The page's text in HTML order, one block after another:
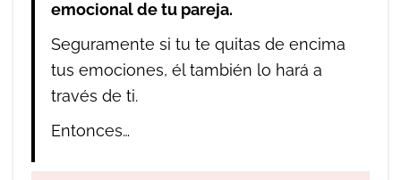
emocional de tu pareja.
Seguramente si tu te quitas de encima
tus emociones, él también lo hará a
través de ti.
Entonces…